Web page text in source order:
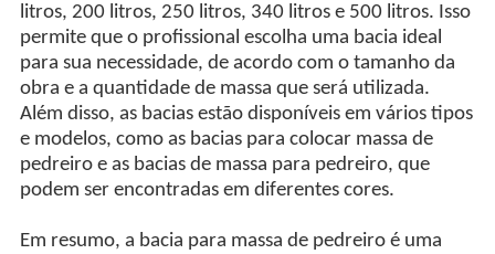
litros, 200 litros, 250 litros, 340 litros e 500 litros. Isso
permite que o profissional escolha uma bacia ideal
para sua necessidade, de acordo com o tamanho da
obra e a quantidade de massa que será utilizada.
Além disso, as bacias estão disponíveis em vários tipos
e modelos, como as bacias para colocar massa de
pedreiro e as bacias de massa para pedreiro, que
podem ser encontradas em diferentes cores.
Em resumo, a bacia para massa de pedreiro é uma